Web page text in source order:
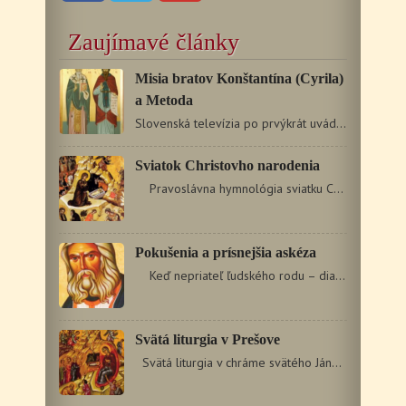
Zaujímavé články
Misia bratov Konštantína (Cyrila)
a Metoda
Slovenská televízia po prvýkrát uvádza dokumentárny film…
Sviatok Christovho narodenia
Pravoslávna hymnológia sviatku Christovho narodenia…
Pokušenia a prísnejšia askéza
Keď nepriateľ ľudského rodu – diabol videl…
Svätá liturgia v Prešove
Svätá liturgia v chráme svätého Jána Teológa…